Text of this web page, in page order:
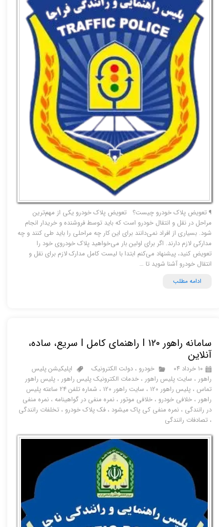
¶ تعویض پلاک خودرو چیست؟ تعویض پلاک خودرو یکی از مهم‌ترین
مراحل در نقل و انتقال خودرو است که باید توسط فروشنده و خریدار انجام
شود. بسیاری از افراد نمی‌دانند برای این کار چه مراحلی را باید طی کنند و چه
مدارکی لازم دارند. اگر برای اولین بار می‌خواهید پلاک خودروی خود را
تعویض کنید، پیشنهاد می‌کنم ابتدا با لیست کامل مدارک لازم برای نقل و
انتقال خودرو آشنا شوید تا …
ادامه مطلب
سامانه راهور 120 I راهنمای کامل I سریع، ساده،
آنلاین
۱۰ خرداد ۰۴ خودرو ،دولت الکترونیک
اپلیکیشن پلیس
راهور ، سایت پلیس راهور ،خدمات الکترونیک پلیس راهور ،پلیس راهور
تماس ،پلیس راهور 120 ، سایت راهور 120 ،
شماره تلفن 24 ساعته پلیس
راهور ،خلافی خودرو ،خلافی موتور ،نمره منفی در گواهینامه ،نمره منفی
در رانندگی ،نمره منفی کی پاک میشود ،فک پلاک خودرو ،تخلفات رانندگی
،تصادفات رانندگی